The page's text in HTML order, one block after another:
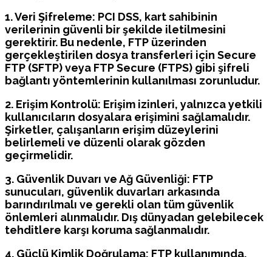
1. Veri Şifreleme: PCI DSS, kart sahibinin
verilerinin güvenli bir şekilde iletilmesini
gerektirir. Bu nedenle, FTP üzerinden
gerçekleştirilen dosya transferleri için Secure
FTP (SFTP) veya FTP Secure (FTPS) gibi şifreli
bağlantı yöntemlerinin kullanılması zorunludur.
2. Erişim Kontrolü: Erişim izinleri, yalnızca yetkili
kullanıcıların dosyalara erişimini sağlamalıdır.
Şirketler, çalışanların erişim düzeylerini
belirlemeli ve düzenli olarak gözden
geçirmelidir.
3. Güvenlik Duvarı ve Ağ Güvenliği: FTP
sunucuları, güvenlik duvarları arkasında
barındırılmalı ve gerekli olan tüm güvenlik
önlemleri alınmalıdır. Dış dünyadan gelebilecek
tehditlere karşı koruma sağlanmalıdır.
4. Güçlü Kimlik Doğrulama: FTP kullanımında,